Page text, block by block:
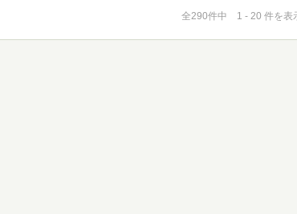
全290件中 1 - 20 件を表